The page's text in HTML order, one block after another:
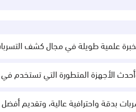
وبخبرة علمية طويلة في مجال كشف
الأجهزة المتطورة التي تستخدم
بدقة واحترافية عالية، وتقديم